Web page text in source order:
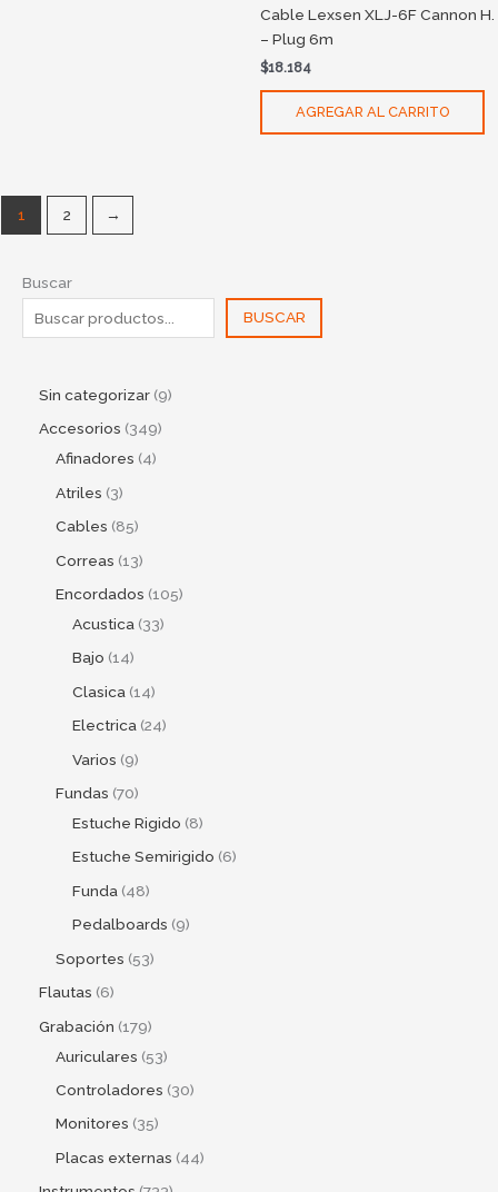
Buscar
BUSCAR
Sin categorizar 9
Accesorios 349
Afinadores 4
Atriles 3
Cables 85
Correas 13
Encordados 105
Acustica 33
Bajo 14
Clasica 14
Electrica 24
Varios 9
Fundas 70
Estuche Rigido 8
Estuche Semirigido 6
Funda 48
Pedalboards 9
Soportes 53
Flautas 6
Grabación 179
Auriculares 53
Controladores 30
Monitores 35
Placas externas 44
Cable Lexsen XLJ-6F Cannon H.
– Plug 6m
$18.184
AGREGAR AL CARRITO
1 2 →